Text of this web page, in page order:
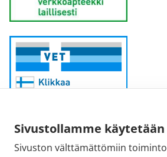
Sivustollamme
Sivuston välttämättömiin